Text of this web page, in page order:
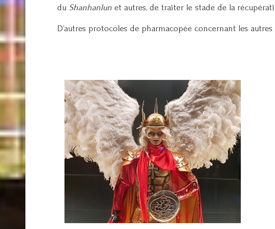
du Shanhanlun et autres, de traiter le stade de la
D’autres protocoles de pharmacopée concernant les